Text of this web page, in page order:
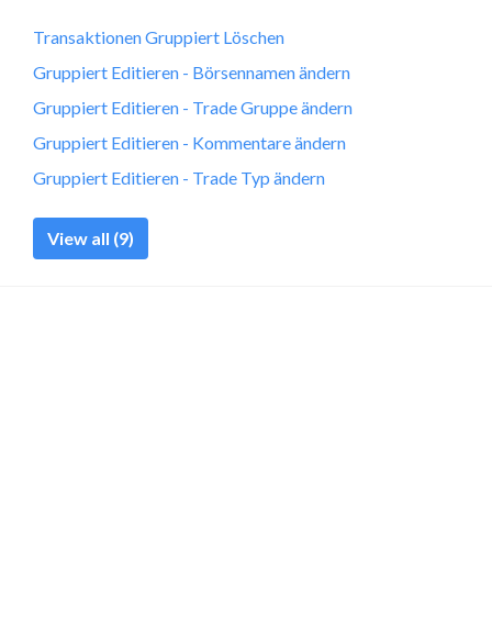
Transaktionen Gruppiert Löschen
Gruppiert Editieren - Börsennamen ändern
Gruppiert Editieren - Trade Gruppe ändern
Gruppiert Editieren - Kommentare ändern
Gruppiert Editieren - Trade Typ ändern
View all (9)